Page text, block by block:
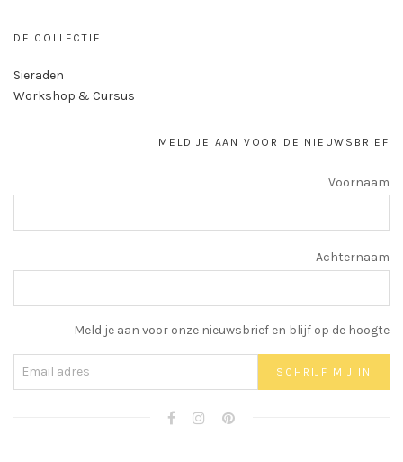
DE COLLECTIE
Sieraden
Workshop & Cursus
MELD JE AAN VOOR DE NIEUWSBRIEF
Voornaam
Achternaam
Meld je aan voor onze nieuwsbrief en blijf op de hoogte